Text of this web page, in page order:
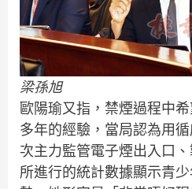
梁孫旭
歐陽瑜又指，禁煙過程中
多年的經驗，當局認為用
次主力監管電子煙出入口
所進行的統計數據顯示青